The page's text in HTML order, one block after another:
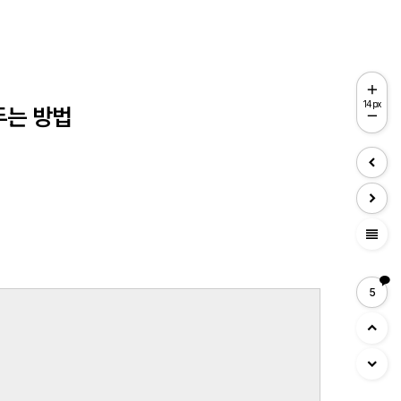
방법
14px
view_headline
5